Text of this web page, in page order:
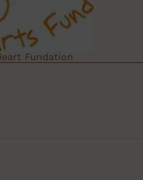
Fundation